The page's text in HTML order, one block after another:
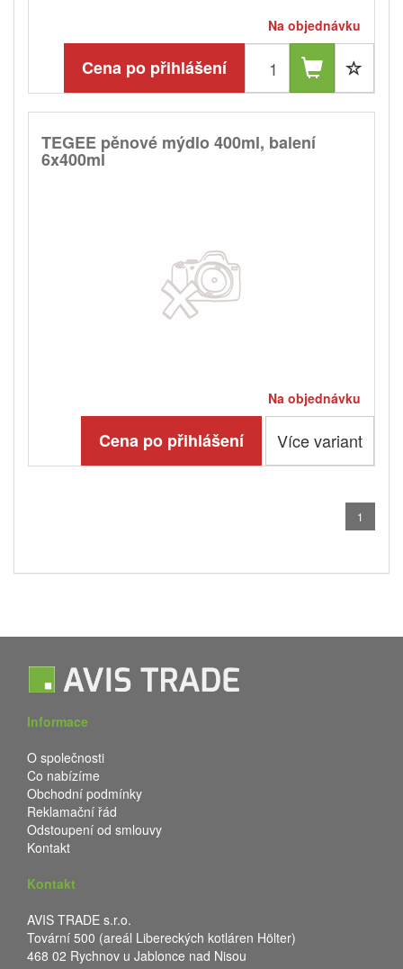
Na objednávku
Cena po přihlášení
TEGEE pěnové mýdlo 400ml, balení
6x400ml
Na objednávku
Cena po přihlášení Více variant
1
Informace
O společnosti
Co nabízíme
Obchodní podmínky
Reklamační řád
Odstoupení od smlouvy
Kontakt
Kontakt
AVIS TRADE s.r.o.
Tovární 500 (areál Libereckých kotláren Hölter)
468 02 Rychnov u Jablonce nad Nisou